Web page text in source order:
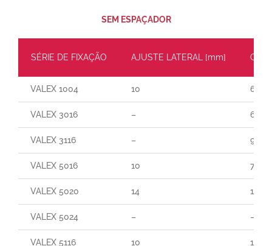
SEM ESPAÇADOR
SÉRIE DE FIXAÇÃO AJUSTE LATERAL [mm]
VALEX 1004 10 60
VALEX 3016 – 65
VALEX 3116 – 90
VALEX 5016 10 70
VALEX 5020 14 140
VALEX 5024 – –
VALEX 5116 10 165